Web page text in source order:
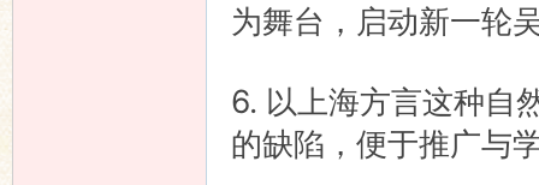
为舞台，启动新一轮
6. 以上海方言这种自
的缺陷，便于推广与